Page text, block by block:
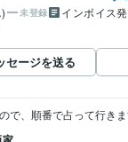
未登録 インボイス
セージを送る
で、順番で占って行きま